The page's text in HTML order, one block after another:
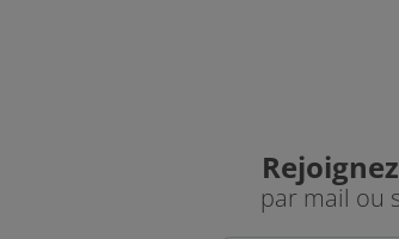
par mail ou